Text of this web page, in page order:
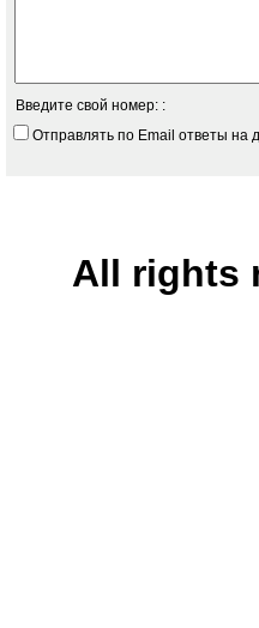
Введите свой номер: :
Отправлять по Email ответы на
All rights